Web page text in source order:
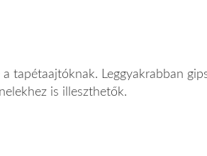
tapétaajtóknak. Leggyakrabban
is illeszthetők.